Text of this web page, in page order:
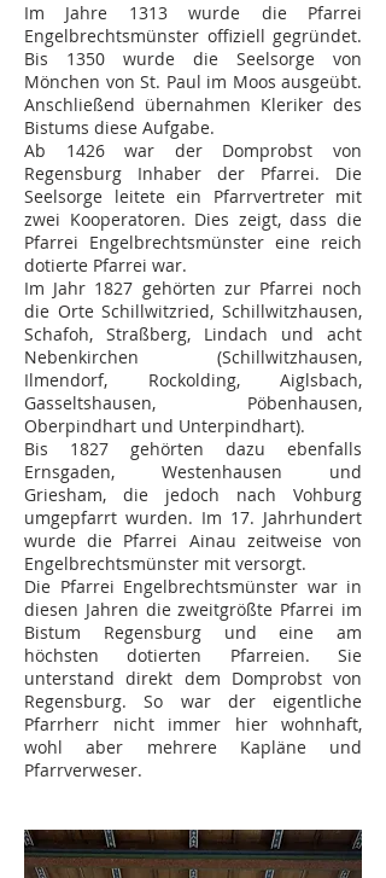
Im Jahre 1313 wurde die Pfarrei
Engelbrechtsmünster offiziell gegründet.
Bis 1350 wurde die Seelsorge von
Mönchen von St. Paul im Moos ausgeübt.
Anschließend übernahmen Kleriker des
Bistums diese Aufgabe.
Ab 1426 war der Domprobst von
Regensburg Inhaber der Pfarrei. Die
Seelsorge leitete ein Pfarrvertreter mit
zwei Kooperatoren. Dies zeigt, dass die
Pfarrei Engelbrechtsmünster eine reich
dotierte Pfarrei war.
Im Jahr 1827 gehörten zur Pfarrei noch
die Orte Schillwitzried, Schillwitzhausen,
Schafoh, Straßberg, Lindach und acht
Nebenkirchen (Schillwitzhausen,
Ilmendorf, Rockolding, Aiglsbach,
Gasseltshausen, Pöbenhausen,
Oberpindhart und Unterpindhart).
Bis 1827 gehörten dazu ebenfalls
Ernsgaden, Westenhausen und
Griesham, die jedoch nach Vohburg
umgepfarrt wurden. Im 17. Jahrhundert
wurde die Pfarrei Ainau zeitweise von
Engelbrechtsmünster mit versorgt.
Die Pfarrei Engelbrechtsmünster war in
diesen Jahren die zweitgrößte Pfarrei im
Bistum Regensburg und eine am
höchsten dotierten Pfarreien. Sie
unterstand direkt dem Domprobst von
Regensburg. So war der eigentliche
Pfarrherr nicht immer hier wohnhaft,
wohl aber mehrere Kapläne und
Pfarrverweser.